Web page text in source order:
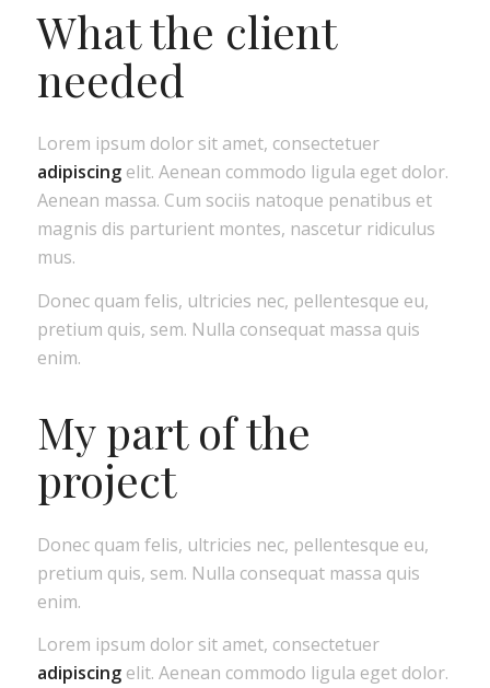
What the client
needed
Lorem ipsum dolor sit amet, consectetuer
adipiscingelit. Aenean commodo ligula eget dolor.
Aenean massa. Cum sociis natoque penatibus et
magnis dis parturient montes, nascetur ridiculus
mus.
Donec quam felis, ultricies nec, pellentesque eu,
pretium quis, sem. Nulla consequat massa quis
enim.
My part of the
project
Donec quam felis, ultricies nec, pellentesque eu,
pretium quis, sem. Nulla consequat massa quis
enim.
Lorem ipsum dolor sit amet, consectetuer
adipiscingelit. Aenean commodo ligula eget dolor.